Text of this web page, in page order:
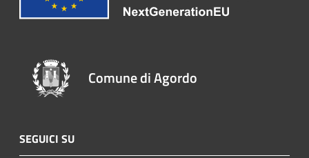
Comune di Agordo
SEGUICI SU